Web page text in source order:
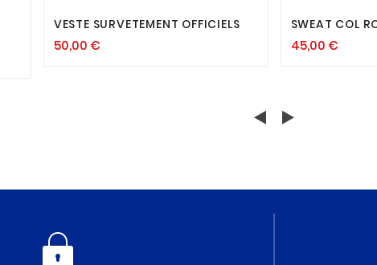
VESTE SURVETEMENT OFFICIELS
50,00 €
SWEAT COL
45,00 €